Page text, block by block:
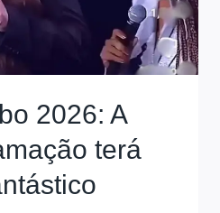
2026: A
terá